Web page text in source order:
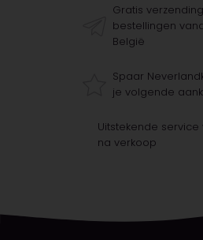
Gratis
bestellingen
België
Spaar
je volgende
Uitstekende service
na verkoop